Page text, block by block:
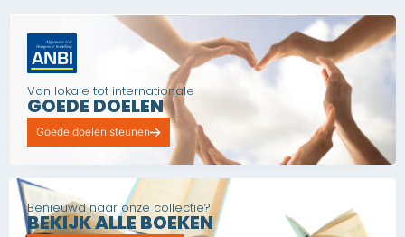
Van lokale tot internationale
GOEDE DOELEN
Goede doelen steunen
Benieuwd naar onze collectie?
BEKIJK ALLE BOEKEN